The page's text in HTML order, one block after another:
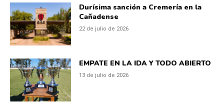
Durísima sanción a Cremería en la
Cañadense
22 de julio de 2026
EMPATE EN LA IDA Y TODO ABIERTO
13 de julio de 2026